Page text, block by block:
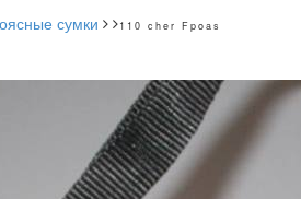
сумки 110 cher Fpoas